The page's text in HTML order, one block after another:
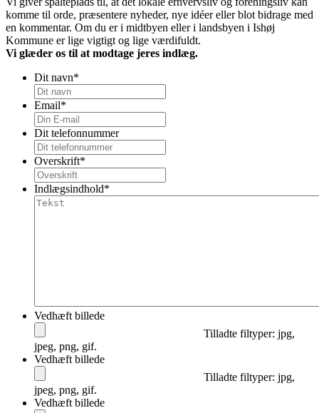
komme til orde, præsentere nyheder, nye idéer eller blot bidrage med
en kommentar. Om du er i midtbyen eller i landsbyen i Ishøj
Kommune er lige vigtigt og lige værdifuldt.
Vi glæder os til at modtage jeres indlæg.
Dit navn*
Email*
Dit telefonnummer
Overskrift*
Indlægsindhold*
Vedhæft billede
Tilladte filtyper: jpg,
jpeg, png, gif.
Vedhæft billede
Tilladte filtyper: jpg,
jpeg, png, gif.
Vedhæft billede